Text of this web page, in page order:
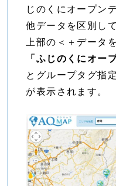
じのくにオープン
他データを区別し
上部の＜＋データ
「ふじのくにオー
とグループタグ指
が表示されます。